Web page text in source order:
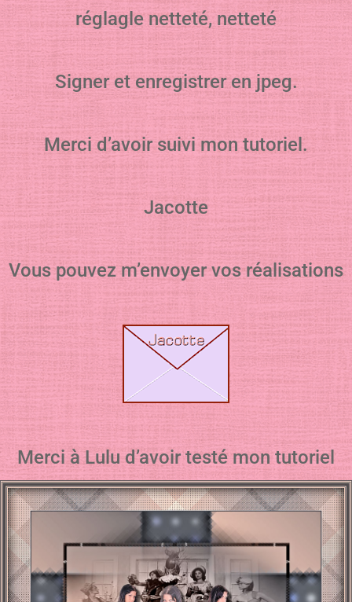
réglagle netteté, netteté
Signer et enregistrer en jpeg.
Merci d’avoir suivi mon tutoriel.
Jacotte
Vous pouvez m’envoyer vos réalisations
Merci à Lulu d’avoir testé mon tutoriel